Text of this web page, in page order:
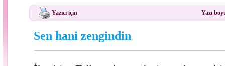
Yazıcı için Yazı
Sen hani zengindin